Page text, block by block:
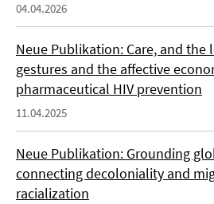
04.04.2026
Neue Publikation: Care, and the
gestures and the affective
pharmaceutical HIV prevention
11.04.2025
Neue Publikation: Grounding
connecting decoloniality and
racialization